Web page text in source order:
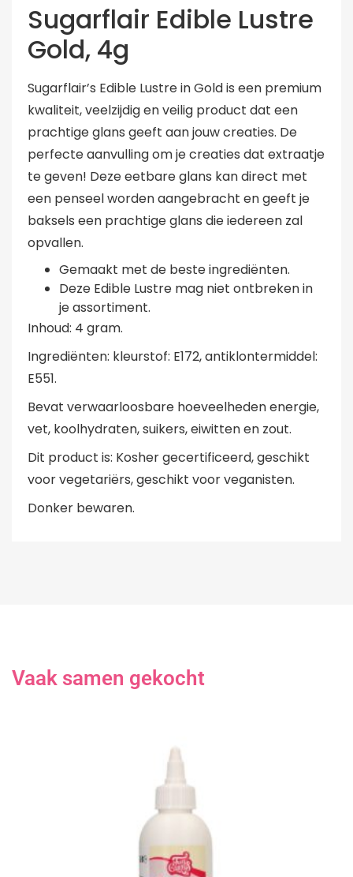
Sugarflair Edible Lustre
Gold, 4g
Sugarflair’s Edible Lustre in Gold is een premium
kwaliteit, veelzijdig en veilig product dat een
prachtige glans geeft aan jouw creaties. De
perfecte aanvulling om je creaties dat extraatje
te geven! Deze eetbare glans kan direct met
een penseel worden aangebracht en geeft je
baksels een prachtige glans die iedereen zal
opvallen.
Gemaakt met de beste ingrediënten.
Deze Edible Lustre mag niet ontbreken in
je assortiment.
Inhoud: 4 gram.
Ingrediënten: kleurstof: E172, antiklontermiddel:
E551.
Bevat verwaarloosbare hoeveelheden energie,
vet, koolhydraten, suikers, eiwitten en zout.
Dit product is: Kosher gecertificeerd, geschikt
voor vegetariërs, geschikt voor veganisten.
Donker bewaren.
Vaak samen gekocht